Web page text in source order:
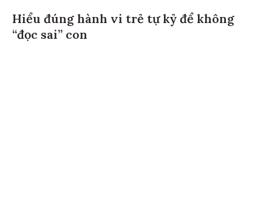
Hiểu đúng hành vi trẻ tự kỷ để không
“đọc sai” con